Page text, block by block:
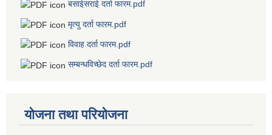
बसाईसराई दर्ता फारम.pdf
मृत्यु दर्ता फारम.pdf
विवाह दर्ता फारम.pdf
सम्बन्धविच्छेद दर्ता फारम.pdf
योजना तथा परियोजना